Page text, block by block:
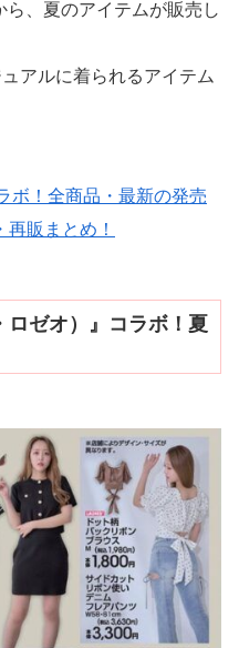
ら、夏のアイテムが販売し
アルに着られるアイテム
ボ！全商品・最新の発売
販まとめ！
ロゼオ）』コラボ！夏